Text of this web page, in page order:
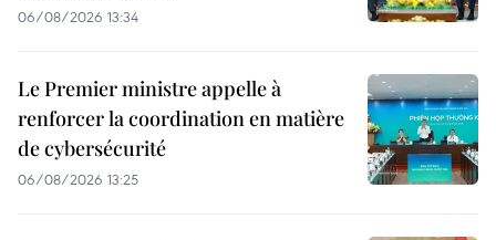
06/08/2026 13:34
Le Premier ministre appelle à
renforcer la coordination en matière
de cybersécurité
06/08/2026 13:25